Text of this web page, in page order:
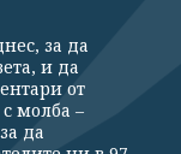
за да
и да
от
молба –
да